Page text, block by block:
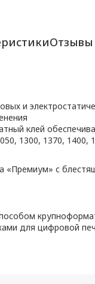
Отзывы
и
клей
1300, 1370, 1400,
«Премиум» с
для цифровой